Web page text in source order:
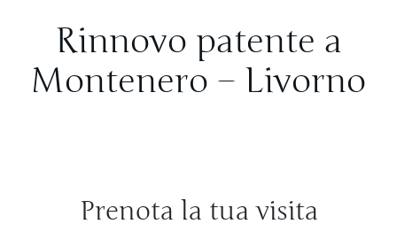
Rinnovo patente a
Montenero – Livorno
Prenota la tua visita